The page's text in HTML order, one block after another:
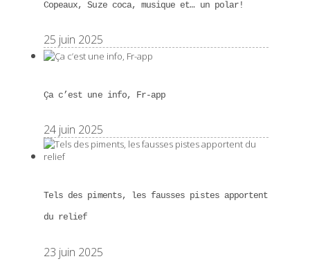
Copeaux, Suze coca, musique et… un polar!
25 juin 2025
Ça c’est une info, Fr-app
24 juin 2025
Tels des piments, les fausses pistes apportent
du relief
23 juin 2025